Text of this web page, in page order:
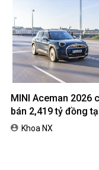
MINI Aceman 2026
bán 2,419 tỷ đồng
NamKhoa NX